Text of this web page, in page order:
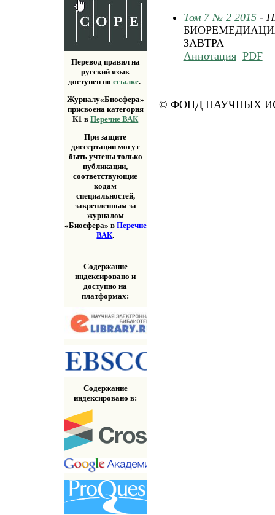
Перевод правил на
русский язык
доступен поссылке.
Журналу«Биосфера»
присвоена категория
К1 вПеречне ВАК
При защите
диссертации могут
быть учтены только
публикации,
соответствующие
кодам
специальностей,
закрепленным за
журналом
«Биосфера» в Перечне
ВАК.
Содержание
индексировано и
доступно на
платформах:
Содержание
индексировано в:
Том 7 № 2 2015-
ЗАВТРА
Аннотация PDF
© ФОНД НАУЧНЫХ